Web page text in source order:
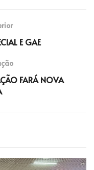
E GAE
FARÁ NOVA